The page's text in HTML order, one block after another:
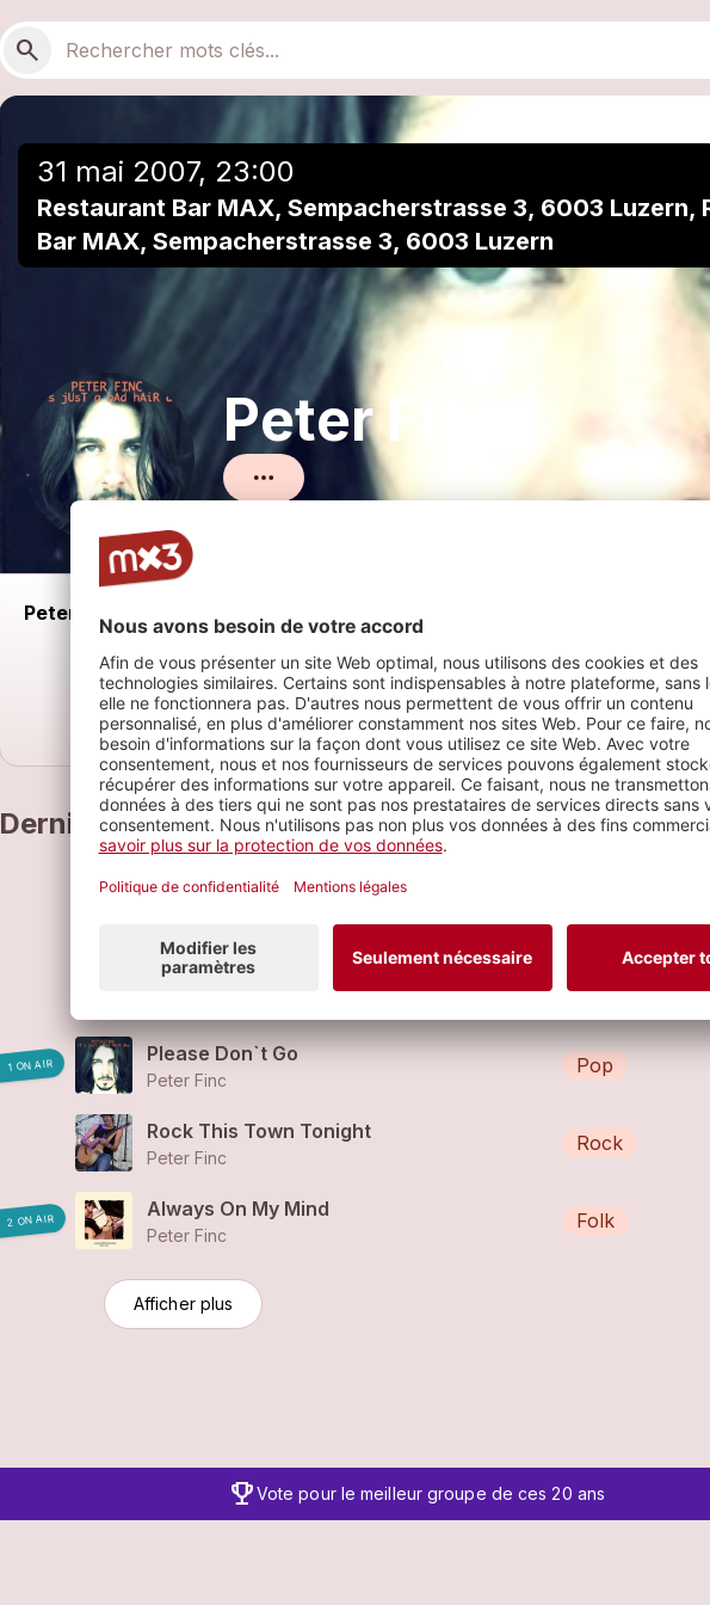
Recherche
search
31 mai 2007, 23:00
Restaurant Bar MAX, Sempacherstrasse 3, 6003 Luzern,
Bar MAX, Sempacherstrasse 3, 6003 Luzern
Peter Finc
Peter Finc & Band
Derniers morceaux
Ephraim Salzmann (feat.Peter Finc)
Half The Man, Twice The Lover
Rock
1 ON AIR
Please Don`t Go
Peter Finc
Pop
Rock This Town Tonight
Peter Finc
Rock
2 ON AIR
Always On My Mind
Peter Finc
Folk
Afficher plus
trophyVote pour le meilleur groupe de ces 20 ans
Ajouter à une playlist